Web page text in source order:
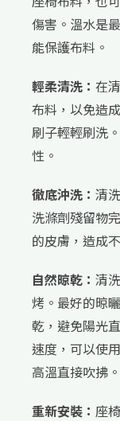
傷害。溫水是
能保護布料。
輕柔清洗： 在
布料，以免造
刷子輕輕刷洗
性。
徹底沖洗： 清
洗滌劑殘留物
的皮膚，造成
自然晾乾： 清
烤。最好的晾
乾，避免陽光
速度，可以使
高溫直接吹拂。
重新安裝： 座